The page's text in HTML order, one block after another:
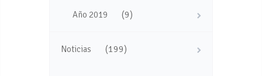
Año 2019 (9)
Noticias (199)